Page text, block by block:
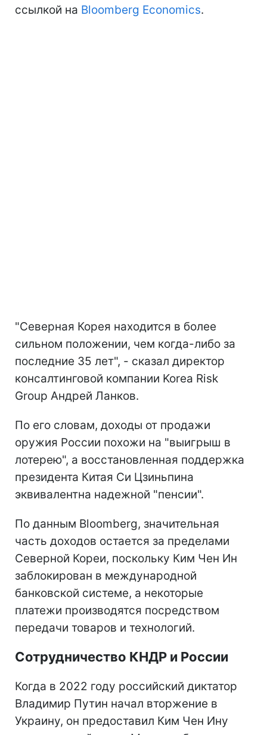
ссылкой на Bloomberg Economics.
"Северная Корея находится в более
сильном положении, чем когда-либо за
последние 35 лет", - сказал директор
консалтинговой компании Korea Risk
Group Андрей Ланков.
По его словам, доходы от продажи
оружия России похожи на "выигрыш в
лотерею", а восстановленная поддержка
президента Китая Си Цзиньпина
эквивалентна надежной "пенсии".
По данным Bloomberg, значительная
часть доходов остается за пределами
Северной Кореи, поскольку Ким Чен Ин
заблокирован в международной
банковской системе, а некоторые
платежи производятся посредством
передачи товаров и технологий.
Сотрудничество КНДР и России
Когда в 2022 году российский диктатор
Владимир Путин начал вторжение в
Украину, он предоставил Ким Чен Ину